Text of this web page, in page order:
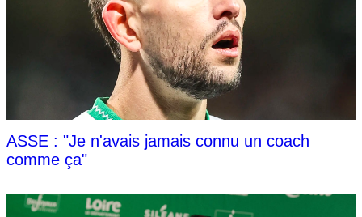
ASSE : "Je n'avais jamais connu un coach
comme ça"